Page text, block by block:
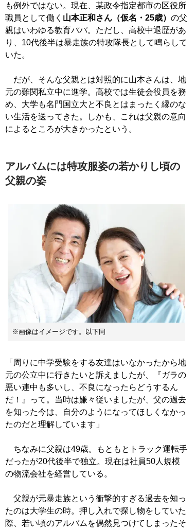
も例外ではない。現在、某政令指定都市の区役所
職員として働く 山本正和さん（仮名・25歳） の父
親はいわゆる教育パパ。ただし、高校中退歴があ
り、10代後半は暴走族の特攻隊長として鳴らして
いた。
だが、そんな父親とは対照的に山本さんは、地
元の難関私立中に進学。高校では生徒会役員を務
め、大学も名門国立大と不良とはまったく縁のな
い生活を送ってきた。しかも、これは父親の意向
によるところが大きかったという。
アルバムには特攻服姿の若かりし頃の
父親の姿
※画像はイメージです。以下同
「周りに中学受験をする友達はいなかったから地
元の公立中に行きたいと訴えましたが、『ガラの
悪い連中も多いし、不良になったらどうするん
だ！』って。当時は嫌々従いましたが、父の過去
を知った今は、自分のようになってほしくなかっ
たのだと理解しています」
ちなみに父親は49歳。もともとトラック運転手
だったが20代後半で独立。現在は社員50人規模
の物流会社を経営している。
父親が元暴走族という衝撃的すぎる過去を知っ
たのは大学生の時。押し入れで探し物をしていた
際、若い頃のアルバムを偶然見つけてしまったそ